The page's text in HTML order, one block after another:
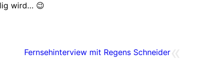
wird… 😉
Fernsehinterview mit Regens Schneider